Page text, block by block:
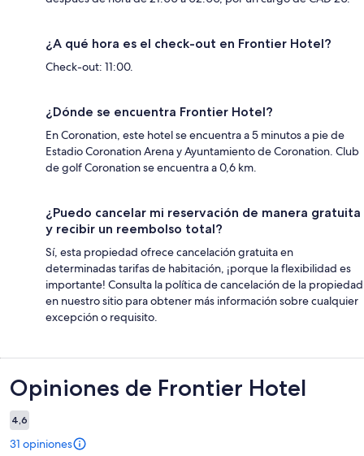
¿A qué hora es el check-out en Frontier Hotel?
Check-out: 11:00.
¿Dónde se encuentra Frontier Hotel?
En Coronation, este hotel se encuentra a 5 minutos a pie de
Estadio Coronation Arena y Ayuntamiento de Coronation. Club
de golf Coronation se encuentra a 0,6 km.
¿Puedo cancelar mi reservación de manera gratuita
y recibir un reembolso total?
Sí, esta propiedad ofrece cancelación gratuita en
determinadas tarifas de habitación, ¡porque la flexibilidad es
importante! Consulta la política de cancelación de la propiedad
en nuestro sitio para obtener más información sobre cualquier
excepción o requisito.
Opiniones
Opiniones de Frontier Hotel
4,6
31 opiniones